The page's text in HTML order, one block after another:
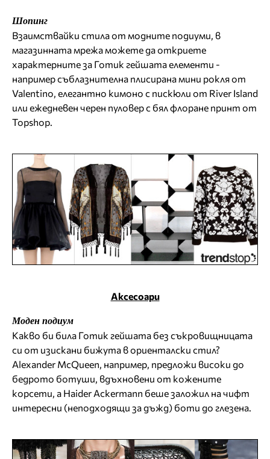
Шопинг
Взаимствайки стила от модните подиуми, в
магазинната мрежа можете да откриете
характерните за Готик гейшата елементи -
например съблазнителна плисирана мини рокля от
Valentino, елегантно кимоно с пискюли от River Island
или ежедневен черен пуловер с бял флоране принт от
Topshop.
Аксесоари
Моден подиум
Какво би била Готик гейшата без съкровищницата
си от изискани бижута в ориенталски стил?
Alexander McQueen, например, предложи високи до
бедрото ботуши, вдъхновени от кожените
корсети, а Haider Ackermann беше заложил на чифт
интересни (неподходящи за дъжд) боти до глезена.